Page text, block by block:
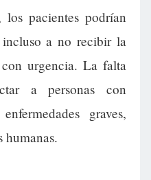
pacientes podrían
incluso a no recibir la
urgencia. La falta
a personas con
graves,
humanas.